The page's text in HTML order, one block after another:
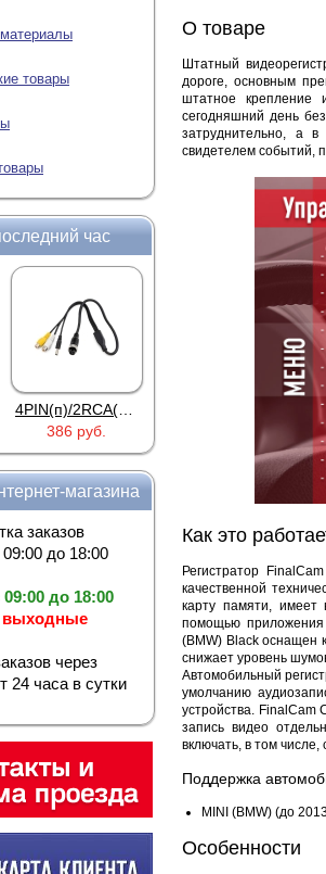
товары
час
386 руб.
магазина
заказов
до 18:00
до 18:00
выходные
через
24 часа в сутки
О товаре
Штатный
дороге, основным
штатное крепление
сегодняшний день
затруднительно, а
свидетелем событий,
Как это
Регистратор
качественной
карту памяти, имеет
помощью
(BMW) Black оснащен
снижает уровень
Автомобильный
умолчанию
устройства. FinalCam
запись видео
включать, в том
Поддержка
MINI (BMW) (до
Особенности